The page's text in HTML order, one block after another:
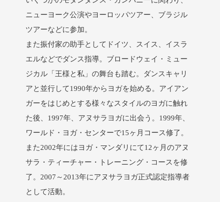
ニューヨーク公演やヨーロッパツアー、ブラジル
ツアーなどに参加。
また振付家の助手としてドイツ、スイス、イスラ
エルなどでダンス指導。ブロードウェイ・ミュー
ジカル「王様と私」の舞台も踏む。ダンスキャリ
アと並行して1990年からヨガを始める。アイアン
ガーをはじめとする様々なスタイルのヨガに触れ
た後、1997年、アヌサラヨガに出会う。1999年、
ワールド・ヨガ・センターで15ヶ月コース修了。
また2002年にはヨガ・マンダリにて12ヶ月のアヌ
サラ・ティーチャー・トレーニング・コースを修
了。2007～2013年にアヌサラヨガ正式認定指導者
として活動。